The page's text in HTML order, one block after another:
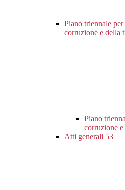
Piano triennale
corruzione e della
Piano
corruzione
Atti generali 53